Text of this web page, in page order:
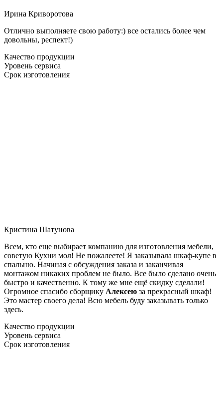
Ирина Криворотова
Отлично выполняете свою работу:) все остались более чем
довольны, респект!)
Качество продукции
Уровень сервиса
Срок изготовления
Кристина Шатунова
Всем, кто еще выбирает компанию для изготовления мебели,
советую Кухни мол! Не пожалеете! Я заказывала шкаф-купе в
спальню. Начиная с обсуждения заказа и заканчивая
монтажом никаких проблем не было. Все было сделано очень
быстро и качественно. К тому же мне ещё скидку сделали!
Огромное спасибо сборщику Алексею за прекрасный шкаф!
Это мастер своего дела! Всю мебель буду заказывать только
здесь.
Качество продукции
Уровень сервиса
Срок изготовления